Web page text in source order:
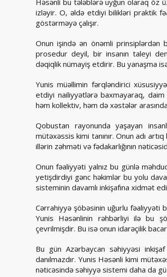
Həsənli bu tələblərə uyğun olaraq öz
izləyir. O, əldə etdiyi bilikləri praktik
göstərməyə çalışır.
Onun işində ən önəmli
prosedur deyil, bir insanın taleyi
dəqiqlik nümayiş etdirir. Bu yanaşma
Yunis müəllimin fərqləndirici
etdiyi nailiyyətlərə baxmayaraq,
həm kollektiv, həm də xəstələr
Qobustan rayonunda yaşayan
mütəxəssis kimi tanınır. Onun adı
illərin zəhməti və fədakarlığının
Onun fəaliyyəti yalnız bu günlə
yetişdirdiyi gənc həkimlər bu yolu
sisteminin davamlı inkişafına xidmət
Cərrahiyyə şöbəsinin uğurlu fəaliyyəti
Yunis Həsənlinin rəhbərliyi ilə bu
çevrilmişdir. Bu isə onun idarəçilik
Bu gün Azərbaycan səhiyyəsi
danılmazdır. Yunis Həsənli kimi
nəticəsində səhiyyə sistemi daha da